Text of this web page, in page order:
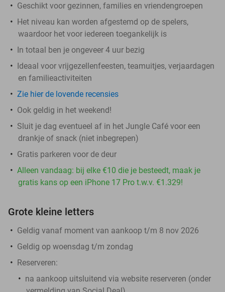
Geschikt voor gezinnen, families en vriendengroepen
Het niveau kan worden afgestemd op de spelers,
waardoor het voor iedereen toegankelijk is
In totaal ben je ongeveer 4 uur bezig
Ideaal voor vrijgezellenfeesten, teamuitjes, verjaardagen
en familieactiviteiten
Zie hier de lovende recensies
Ook geldig in het weekend!
Sluit je dag eventueel af in het Jungle Café voor een
drankje of snack (niet inbegrepen)
Gratis parkeren voor de deur
Alleen vandaag: bij elke €10 die je besteedt, maak je
gratis kans op een iPhone 17 Pro t.w.v. €1.329!
Grote kleine letters
Geldig vanaf moment van aankoop t/m 8 nov 2026
Geldig op woensdag t/m zondag
Reserveren:
na aankoop uitsluitend via website reserveren (onder